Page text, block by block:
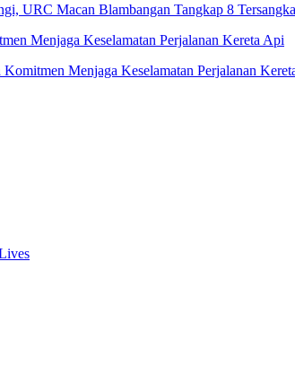
URC Macan Blambangan Tangkap 8 Tersangka
Menjaga Keselamatan Perjalanan